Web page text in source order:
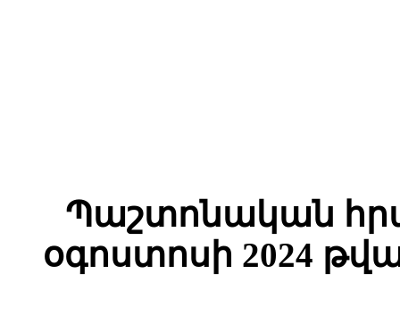
Պաշտոնական
օգոստոսի 2024